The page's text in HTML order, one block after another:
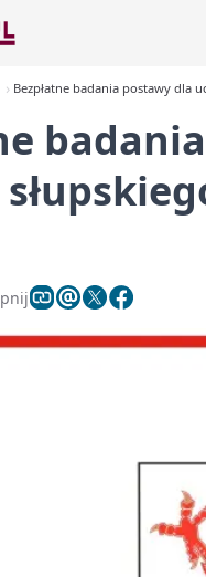
Bezpłatne badania postawy dla